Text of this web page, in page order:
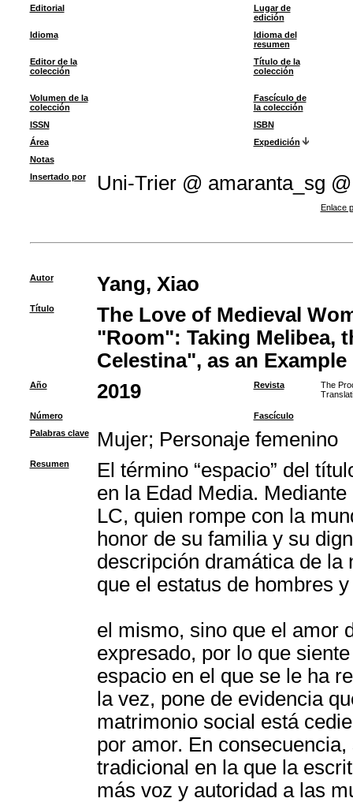
Editorial
Lugar de
edición
Idioma
Idioma del
resumen
Editor de la
colección
Título de la
colección
Volumen de la
colección
Fascículo de
la colección
ISSN
ISBN
Área
Expedición
Notas
Insertado por
Uni-Trier @ amaranta_sg @
Enlace
Autor Yang, Xiao
Título
The Love of Medieval
"Room": Taking Melibea,
Celestina", as an Example
Año 2019 Revista
The
Número
Fascículo
Palabras clave
Mujer; Personaje femenino
Resumen
El término “espacio” del
en la Edad Media.
LC, quien rompe con la
honor de su familia y su
descripción dramática de la
que el estatus de hombres
el mismo, sino que el amor
expresado, por lo que
espacio en el que se le ha
la vez, pone de evidencia
matrimonio social está
por amor. En
tradicional en la que la
más voz y autoridad a las